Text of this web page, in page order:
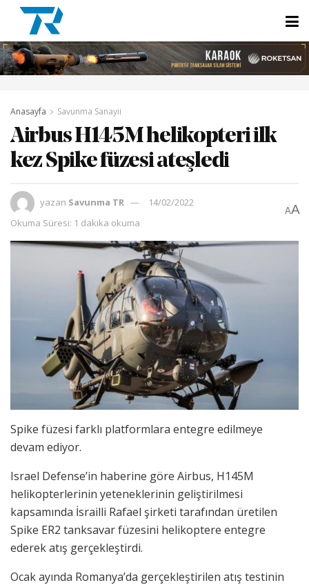
Anasayfa Savunma Sanayii
Airbus H145M helikopteri ilk
kez Spike füzesi ateşledi
yazan Savunma TR
14/02/2022
Okuma Süresi: 1 dakika okuma
AA
Spike füzesi farklı platformlara entegre edilmeye
devam ediyor.
Israel Defense’in haberine göre Airbus, H145M
helikopterlerinin yeteneklerinin geliştirilmesi
kapsamında İsrailli Rafael şirketi tarafından üretilen
Spike ER2 tanksavar füzesini helikoptere entegre
ederek atış gerçekleştirdi.
Ocak ayında Romanya’da gerçekleştirilen atış testinin